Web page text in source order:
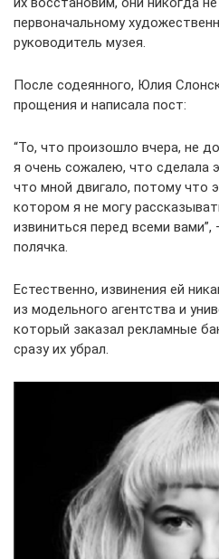
первоначальному
руководитель музея.
После содеянного, Юлия
прощения и написала пост:
“То, что произошло вчера, не
я очень сожалею, что сделала
что мной двигало, потому что
котором я не могу
извиниться перед всеми
полячка.
Естественно, извинения ей
из модельного агентства и
который заказал рекламные
сразу их убрал.